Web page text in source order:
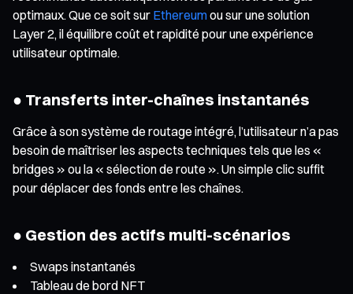
optimaux. Que ce soit sur Ethereumou sur une solution
Layer 2, il équilibre coût et rapidité pour une expérience
utilisateur optimale.
● Transferts inter-chaînes instantanés
Grâce à son système de routage intégré, l’utilisateur n’a pas
besoin de maîtriser les aspects techniques tels que les «
bridges » ou la « sélection de route ». Un simple clic suffit
pour déplacer des fonds entre les chaînes.
● Gestion des actifs multi-scénarios
Swaps instantanés
Tableau de bord NFT